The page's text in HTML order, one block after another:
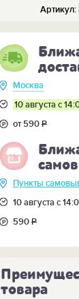
Москва
10 августа с
от 590Р
Пункты
10 августа с
590Р
товара